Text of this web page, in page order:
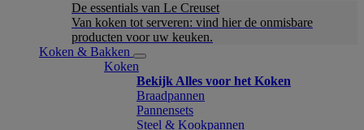
De essentials van Le Creuset
Van koken tot serveren: vind hier de onmisbare
producten voor uw keuken.
Koken & Bakken
Koken
Bekijk Alles voor het Koken
Braadpannen
Pannensets
Steel & Kookpannen